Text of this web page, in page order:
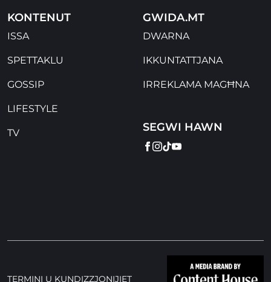
KONTENUT
ISSA
SPETTAKLU
GOSSIP
LIFESTYLE
TV
GWIDA.MT
DWARNA
IKKUNTATTJANA
IRREKLAMA MAGĦNA
SEGWI HAWN
FACEBOOK
INSTAGRAM
TIKTOK
YOUTUBE
TERMINI U KUNDIZZJONIJIET